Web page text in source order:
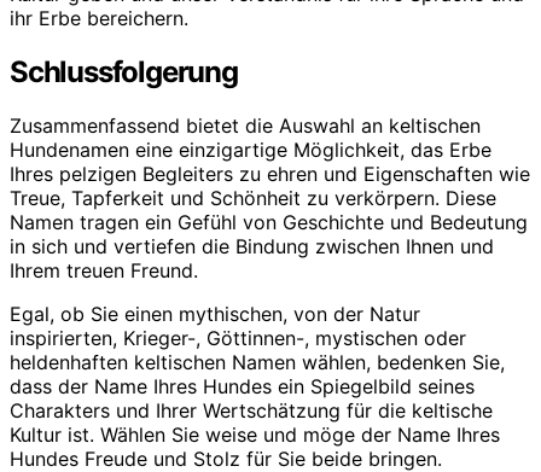
ihr Erbe bereichern.
Schlussfolgerung
Zusammenfassend bietet die Auswahl an keltischen
Hundenamen eine einzigartige Möglichkeit, das Erbe
Ihres pelzigen Begleiters zu ehren und Eigenschaften wie
Treue, Tapferkeit und Schönheit zu verkörpern. Diese
Namen tragen ein Gefühl von Geschichte und Bedeutung
in sich und vertiefen die Bindung zwischen Ihnen und
Ihrem treuen Freund.
Egal, ob Sie einen mythischen, von der Natur
inspirierten, Krieger-, Göttinnen-, mystischen oder
heldenhaften keltischen Namen wählen, bedenken Sie,
dass der Name Ihres Hundes ein Spiegelbild seines
Charakters und Ihrer Wertschätzung für die keltische
Kultur ist. Wählen Sie weise und möge der Name Ihres
Hundes Freude und Stolz für Sie beide bringen.